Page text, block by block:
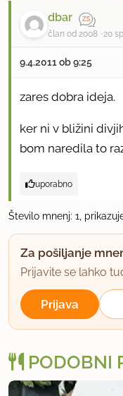
dbar
član od 2008 20
9.4.2011 ob 9:25
zares dobra ideja.
ker ni v bližini
bom naredila to
uporabno
Število mnenj: 1,
Za pošiljanje
Prijavite se lahko
Prijava
PODOBNI